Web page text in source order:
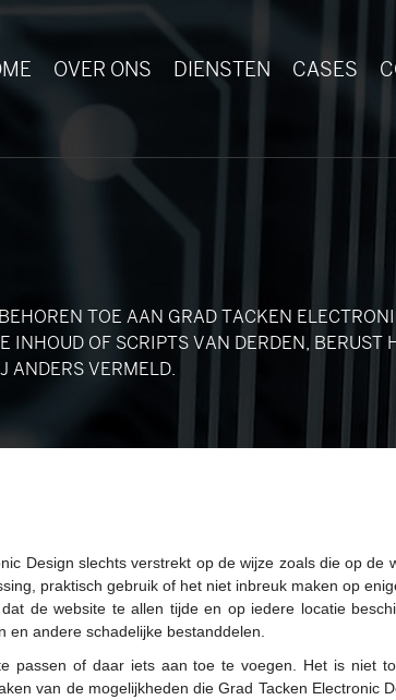
OVER ONS DIENSTEN CASES
TOE AAN GRAD TACKEN
OF SCRIPTS VAN DERDEN, BERUST
ANDERS VERMELD.
Design slechts verstrekt op de wijze zoals die op de
praktisch gebruik of het niet inbreuk maken op
de website te allen tijde en op iedere locatie
andere schadelijke bestanddelen.
passen of daar iets aan toe te voegen. Het is niet
van de mogelijkheden die Grad Tacken Electronic